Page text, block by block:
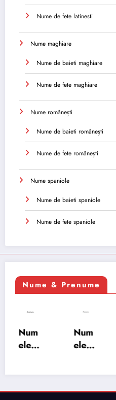
Nume de fete latinesti
Nume maghiare
Nume de baieti maghiare
Nume de fete maghiare
Nume românești
Nume de baieti românești
Nume de fete românești
Nume spaniole
Nume de baieti spaniole
Nume de fete spaniole
Nume & Prenume
Num
ele
semn
Num
ele
semn